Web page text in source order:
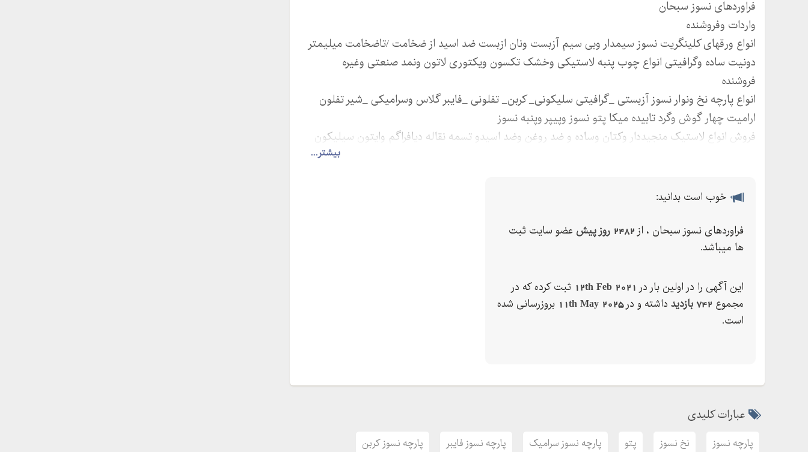
بیشتر...
فراوردهای نسوز سبحان
واردات وفروشنده
انواع ورقهای کلینگریت نسوز سیمدار وبی سیم آزبست ونان ازبست ضد اسید از ضخامت /تاضخامت میلیمتر
دونیت ساده وگرافیتی انواع چوب پنبه لاستیکی وخشک تکسون ویکتوری لاتون ونمد صنعتی وغیره
فروشنده
انواع پارچه نخ ونوار نسوز آزبستی _گرافیتی سلیکونی_ کربن_ تفلونی _فایبر گلاس وسرامیکی _شیر تفلون
ارامیت چهار گوش وگرد تابیده میکا پتو نسوز وپیپر وپنبه نسوز
فروش انواع لاستیک منجیددار وکتان وساده و ضد روغن وضد اسیدو تسمه نقاله دیافراگم وایتون سیلیکون
وچسب
نسوز و فیبری گرافول ومنهول وقطعات شیر برقی ورولبرینگ
ساخت انواع واشر خودرو سبک وسنگین و دریای وریلی وهوایی ونیروگاهی وپالایشگاهی پتروشیمی وغیره
وساخت انواع فیلتر تخصصی
اینستاگرام
-
خوب است بدانید:
فراوردهای نسوز سبحان ، از 2482 روز پیش
عضو سایت ثبت
ها میباشد.
این آگهی را در اولین بار در 12th Feb 2021 ثبت کرده که در
مجموع 742 بازدید داشته و در11th May 2025 بروزرسانی شده
است.
عبارات کلیدی
پارچه نسوز نخ نسوز پتو پارچه نسوز سرامیک پارچه نسوز فایبر پارچه نسوز کربن